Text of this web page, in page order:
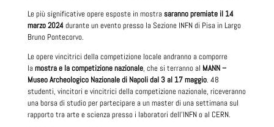
Le più significative opere esposte in mostrasaranno premiate il 14
marzo 2024durante un evento presso la Sezione INFN di Pisa in Largo
Bruno Pontecorvo.
Le opere vincitrici della competizione locale andranno a comporre
lamostra e la competizione nazionale, che si terranno al MANN –
Museo Archeologico Nazionale di Napoli dal 3 al 17 maggio. 48
studenti, vincitori e vincitrici della competizione nazionale, riceveranno
una borsa di studio per partecipare a un master di una settimana sul
rapporto tra arte e scienza presso i laboratori dell’INFN o al CERN.